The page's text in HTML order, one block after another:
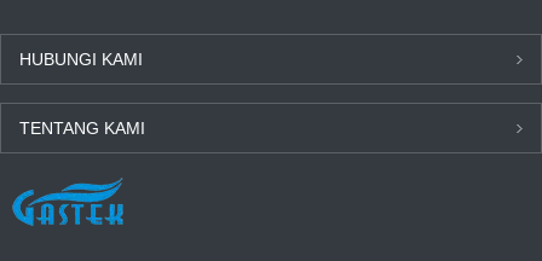
HUBUNGI KAMI
TENTANG KAMI
BERITA TERBARU